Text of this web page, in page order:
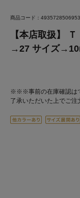
商品コード：4935728506953
【本店取扱】
→27 サイズ
※※※事前の在庫確認は
了承いただいた上でご注